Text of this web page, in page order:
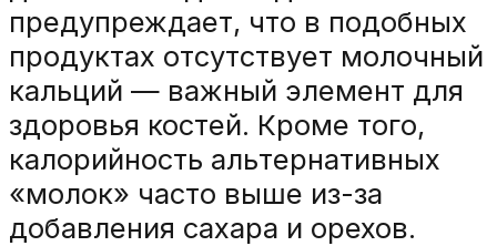
предупреждает, что в подобных
продуктах отсутствует молочный
кальций — важный элемент для
здоровья костей. Кроме того,
калорийность альтернативных
«молок» часто выше из-за
добавления сахара и орехов.